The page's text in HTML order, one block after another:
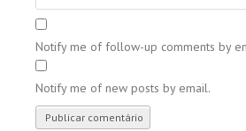
Notify me of follow-up comments by
Notify me of new posts by email.